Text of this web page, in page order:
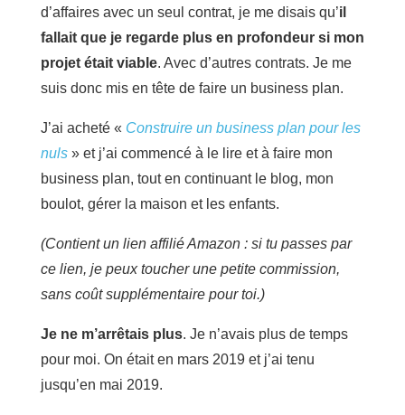
d’affaires avec un seul contrat, je me disais qu’il
fallait que je regarde plus en profondeur si mon
projet était viable. Avec d’autres contrats. Je me
suis donc mis en tête de faire un business plan.
J’ai acheté « Construire un business plan pour les
nuls» et j’ai commencé à le lire et à faire mon
business plan, tout en continuant le blog, mon
boulot, gérer la maison et les enfants.
(Contient un lien affilié Amazon : si tu passes par
ce lien, je peux toucher une petite commission,
sans coût supplémentaire pour toi.)
Je ne m’arrêtais plus. Je n’avais plus de temps
pour moi. On était en mars 2019 et j’ai tenu
jusqu’en mai 2019.